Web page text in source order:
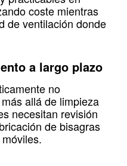
coste mientras
de ventilación donde
a largo plazo
no
allá de limpieza
necesitan revisión
de bisagras